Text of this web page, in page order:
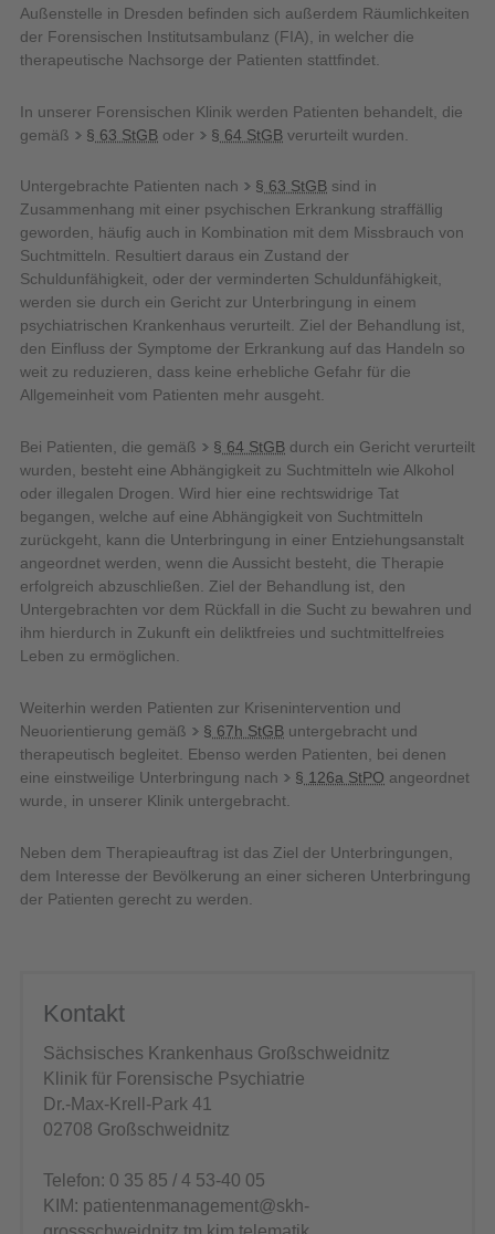
Außenstelle in Dresden befinden sich außerdem Räumlichkeiten
der Forensischen Institutsambulanz (FIA), in welcher die
therapeutische Nachsorge der Patienten stattfindet.
In unserer Forensischen Klinik werden Patienten behandelt, die
gemäß
§ 63 StGB oder § 64 StGB verurteilt wurden.
Untergebrachte Patienten nach § 63 StGB sind in
Zusammenhang mit einer psychischen Erkrankung straffällig
geworden, häufig auch in Kombination mit dem Missbrauch von
Suchtmitteln. Resultiert daraus ein Zustand der
Schuldunfähigkeit, oder der verminderten Schuldunfähigkeit,
werden sie durch ein Gericht zur Unterbringung in einem
psychiatrischen Krankenhaus verurteilt. Ziel der Behandlung ist,
den Einfluss der Symptome der Erkrankung auf das Handeln so
weit zu reduzieren, dass keine erhebliche Gefahr für die
Allgemeinheit vom Patienten mehr ausgeht.
Bei Patienten, die gemäß § 64 StGB durch ein Gericht verurteilt
wurden, besteht eine Abhängigkeit zu Suchtmitteln wie Alkohol
oder illegalen Drogen. Wird hier eine rechtswidrige Tat
begangen, welche auf eine Abhängigkeit von Suchtmitteln
zurückgeht, kann die Unterbringung in einer Entziehungsanstalt
angeordnet werden, wenn die Aussicht besteht, die Therapie
erfolgreich abzuschließen. Ziel der Behandlung ist, den
Untergebrachten vor dem Rückfall in die Sucht zu bewahren und
ihm hierdurch in Zukunft ein deliktfreies und suchtmittelfreies
Leben zu ermöglichen.
Weiterhin werden Patienten zur Krisenintervention und
Neuorientierung gemäß
§ 67h StGB untergebracht und
therapeutisch begleitet. Ebenso werden Patienten, bei denen
eine einstweilige Unterbringung nach
§ 126a StPO angeordnet
wurde, in unserer Klinik untergebracht.
Neben dem Therapieauftrag ist das Ziel der Unterbringungen,
dem Interesse der Bevölkerung an einer sicheren Unterbringung
der Patienten gerecht zu werden.
Kontakt
Sächsisches Krankenhaus Großschweidnitz
Klinik für Forensische Psychiatrie
Dr.-Max-Krell-Park 41
02708 Großschweidnitz
Telefon: 0 35 85 / 4 53-40 05
KIM: patientenmanagement@skh-